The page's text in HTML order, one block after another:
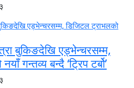
बुकिङदेखि एड्भेन्चरसम्म,
गन्तव्य बन्दै ‘ट्रिप टर्बो’